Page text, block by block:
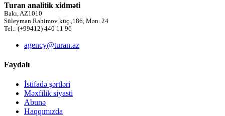
Turan analitik xidməti
Bakı, AZ1010
Süleyman Rəhimov küç.,186, Mən. 24
Tel.: (+99412) 440 11 96
agency@turan.az
Faydalı
İstifadə şərtləri
Məxfilik siyasti
Abunə
Haqqımızda